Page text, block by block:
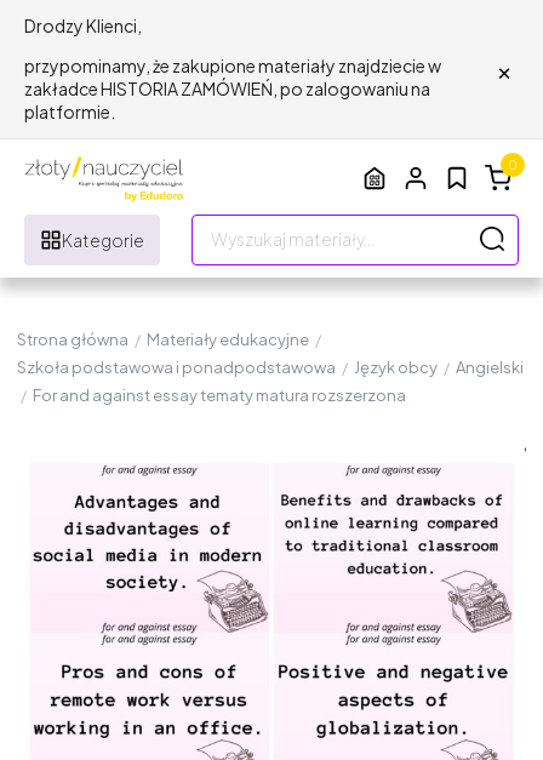
Drodzy Klienci,
przypominamy, że zakupione materiały znajdziecie w
zakładce HISTORIA ZAMÓWIEŃ, po zalogowaniu na
platformie.
×
Kategorie
0
Strona główna / Materiały edukacyjne /
Szkoła podstawowa i ponadpodstawowa / Język obcy / Angielski
/ For and against essay tematy matura rozszerzona